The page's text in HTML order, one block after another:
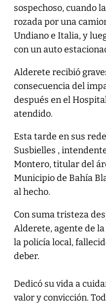
sospechoso, cuando
rozada por una
Undiano e Italia, y
con un auto
Alderete recibió
consecuencia del
después en el
atendido.
Esta tarde en sus
Susbielles ,
Montero, titular del
Municipio de Bahía
al hecho.
Con suma tristeza
Alderete, agente de
la policía local,
deber.
Dedicó su vida a
valor y convicción.